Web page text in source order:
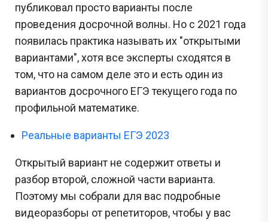
публиковал просто варианты после
проведения досрочной волны. Но с 2021 года
появилась практика называть их "открытыми
вариантами", хотя все эксперты сходятся в
том, что на самом деле это и есть один из
вариантов досрочного ЕГЭ текущего года по
профильной математике.
Реальные варианты ЕГЭ 2023
Открытый вариант не содержит ответы и
разбор второй, сложной части варианта.
Поэтому мы собрали для вас подробные
видеоразборы от репетиторов, чтобы у вас